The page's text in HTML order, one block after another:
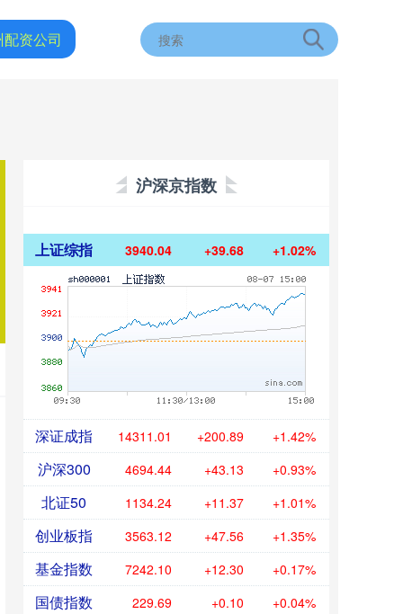
配资公司
沪深京指数
上证综指 3940.04 +39.68 +1.02%
深证成指 14311.01 +200.89 +1.42%
沪深300 4694.44 +43.13 +0.93%
北证50 1134.24 +11.37 +1.01%
创业板指 3563.12 +47.56 +1.35%
基金指数 7242.10 +12.30 +0.17%
国债指数 229.69 +0.10 +0.04%